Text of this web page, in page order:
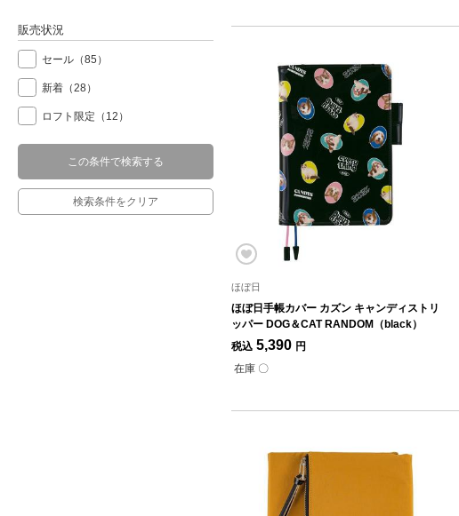
販売状況
セール （85）
新着 （28）
ロフト限定 （12）
この条件で検索する
検索条件をクリア
ほぼ日
ほぼ日手帳カバー カズン キャンディストリ
ッパー DOG＆CAT RANDOM（black）
税込 5,390 円
在庫 〇